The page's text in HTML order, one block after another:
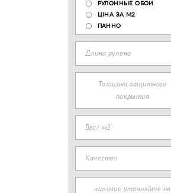
РУЛОННЫЕ ОБОИ
ЦІНА ЗА М2
ПАННО
Длина рулона
Толщина защитного
покрытия
Вес/ м2
Качество
наличие уточняйте на